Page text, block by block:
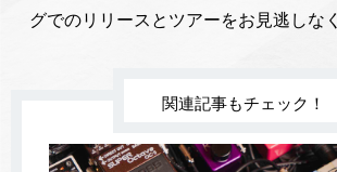
グでのリリースとツアーをお見逃しな
関連記事もチェック！